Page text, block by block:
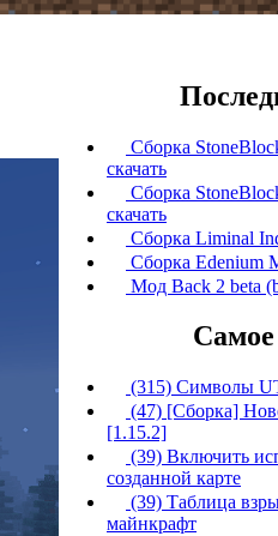
Сборка
скачать
Сборка
скачать
Сборка Liminal
Сборка Edenium
Мод Back 2 beta
(315) Символы
(47) [Сборка]
[1.15.2]
(39) Включить
созданной карте
(39) Таблица
майнкрафт